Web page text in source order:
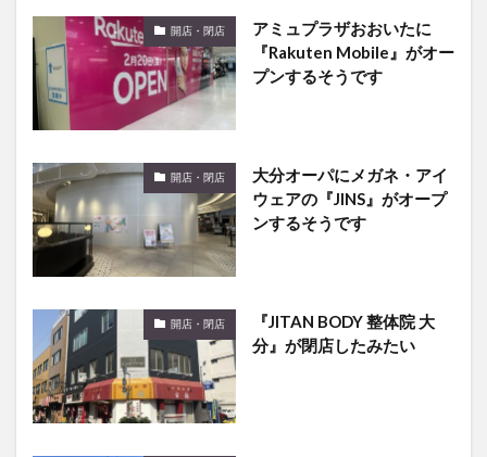
開店・閉店
アミュプラザおおいたに
『Rakuten Mobile』がオー
プンするそうです
開店・閉店
大分オーパにメガネ・アイ
ウェアの『JINS』がオープ
ンするそうです
開店・閉店
『JITAN BODY 整体院 大
分』が閉店したみたい